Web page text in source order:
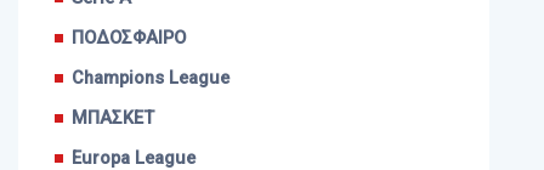
ΠΟΔΟΣΦΑΙΡΟ
Champions League
ΜΠΑΣΚΕΤ
Europa League